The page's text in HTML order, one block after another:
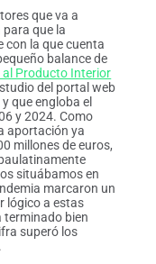
que va a
que la
con la que cuenta
balance de
Producto Interior
del portal web
que engloba el
y 2024. Como
aportación ya
millones de euros,
situábamos en
marcaron un
lógico a estas
terminado bien
superó los